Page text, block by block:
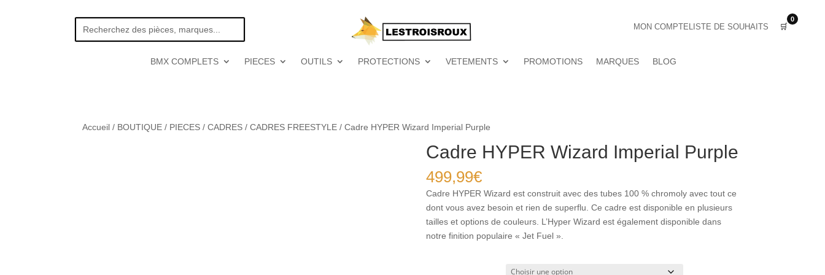
MON COMPTE LISTE DE SOUHAITS 🛒
0
BMX COMPLETS PIECES OUTILS PROTECTIONS VETEMENTS PROMOTIONS MARQUES BLOG
Accueil / BOUTIQUE / PIECES /CADRES /CADRES FREESTYLE / Cadre HYPER Wizard Imperial Purple
Cadre HYPER Wizard Imperial Purple
499,99€
Cadre HYPER Wizard est construit avec des tubes 100 % chromoly avec tout ce
dont vous avez besoin et rien de superflu. Ce cadre est disponible en plusieurs
tailles et options de couleurs. L’Hyper Wizard est également disponible dans
notre finition populaire « Jet Fuel ».